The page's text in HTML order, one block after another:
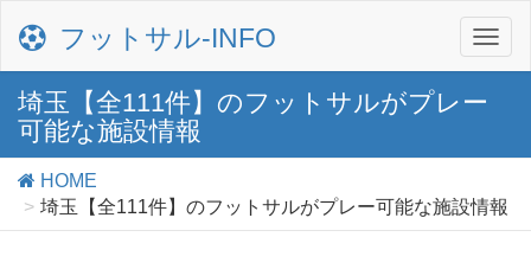
フットサル‐INFO
埼玉【全111件】のフットサルがプレー
可能な施設情報
HOME
埼玉【全111件】のフットサルがプレー可能な施設情報